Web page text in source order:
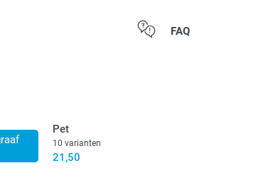
Alle prijzen zijn inclusief BTW
FAQ
Pet
10 varianten
21,50